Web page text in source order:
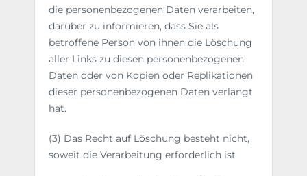
die personenbezogenen Daten verarbeiten,
darüber zu informieren, dass Sie als
betroffene Person von ihnen die Löschung
aller Links zu diesen personenbezogenen
Daten oder von Kopien oder Replikationen
dieser personenbezogenen Daten verlangt
hat.
(3) Das Recht auf Löschung besteht nicht,
soweit die Verarbeitung erforderlich ist